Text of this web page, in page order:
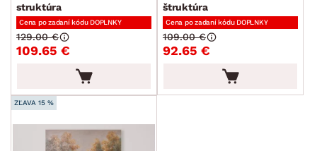
struktúra
Cena po zadaní kódu DOPLNKY
109.65 €
129.00 €
štruktúra
Cena po zadaní kódu DOPLNKY
92.65 €
109.00 €
ZĽAVA 15 %